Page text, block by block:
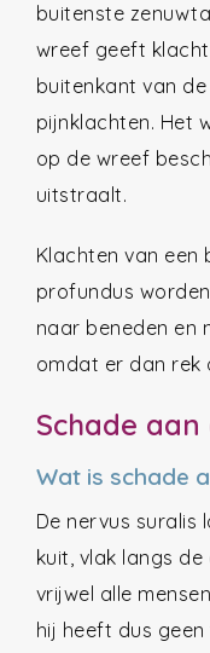
buitenste
wreef geeft
buitenkant van
pijnklachten. Het
op de wreef
uitstraalt.
Klachten van een
profundus
naar beneden en
omdat er dan rek
Schade
Wat is schade
De nervus suralis
kuit, vlak langs de
vrijwel alle
hij heeft dus